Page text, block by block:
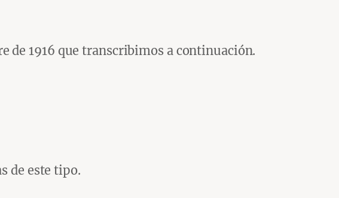
de 1916 que transcribimos a continuación.
de este tipo.